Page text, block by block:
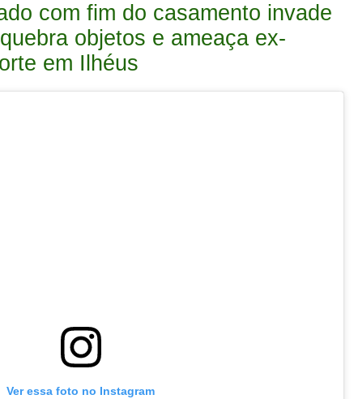
com fim do casamento invade
objetos e ameaça ex-
em Ilhéus
Ver essa foto no Instagram